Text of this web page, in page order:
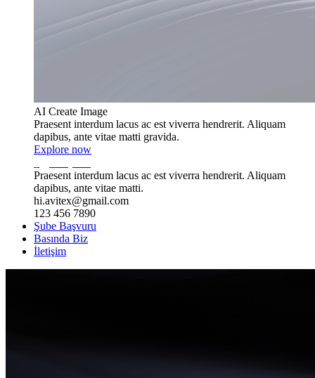
AI Create Image
Praesent interdum lacus ac est viverra hendrerit. Aliquam
dapibus, ante vitae matti gravida.
Explore now
Praesent interdum lacus ac est viverra hendrerit. Aliquam
dapibus, ante vitae matti.
hi.avitex@gmail.com
123 456 7890
Şube Başvuru
Basında Biz
İletişim